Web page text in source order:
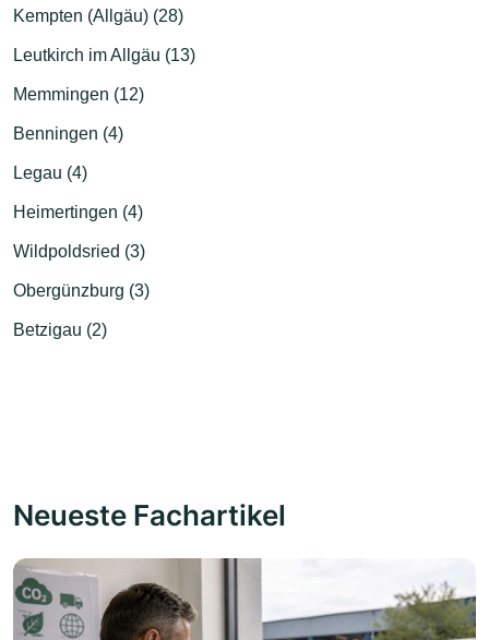
Kempten (Allgäu) (28)
Leutkirch im Allgäu (13)
Memmingen (12)
Benningen (4)
Legau (4)
Heimertingen (4)
Wildpoldsried (3)
Obergünzburg (3)
Betzigau (2)
Neueste Fachartikel